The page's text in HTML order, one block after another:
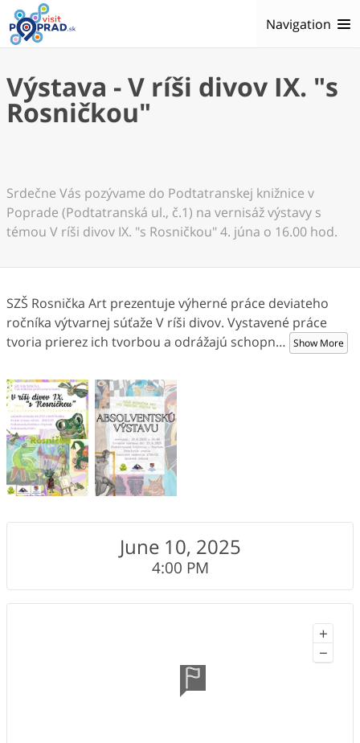
Navigation
Výstava - V ríši divov IX. "s
Rosničkou"
Srdečne Vás pozývame do Podtatranskej knižnice v
Poprade (Podtatranská ul., č.1) na vernisáž výstavy s
témou V ríši divov IX. "s Rosničkou" 4. júna o 16.00 hod.
SZŠ Rosnička Art prezentuje výherné práce deviateho
ročníka výtvarnej súťaže V ríši divov. Vystavené práce
tvoria prierez ich tvorbou a odrážajú schopn… Show More
June 10, 2025
4:00 PM
+
−